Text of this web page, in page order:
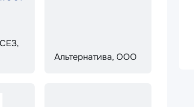
Альтернатива, ООО